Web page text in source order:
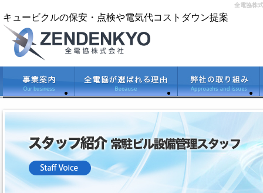
全電協株
キュービクルの保安・点検や電気代コストダウン提案